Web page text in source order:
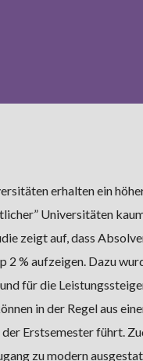
erhalten ein
Universitäten
zeigt auf, dass
2 % aufzeigen. Dazu
für die
in der Regel aus
Erstsemester führt.
zu modern